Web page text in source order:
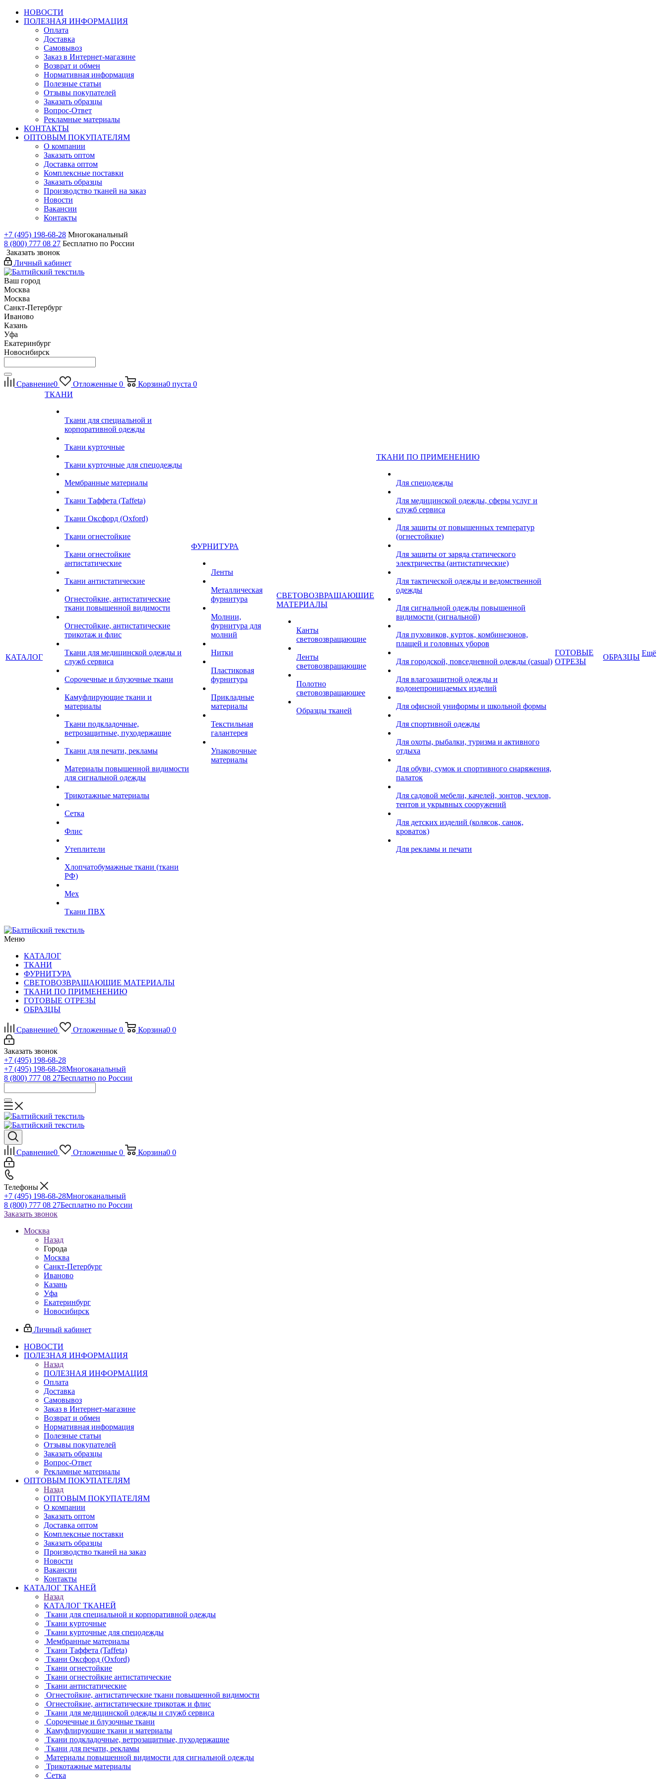
НОВОСТИ
ПОЛЕЗНАЯ ИНФОРМАЦИЯ
Оплата
Доставка
Самовывоз
Заказ в Интернет-магазине
Возврат и обмен
Нормативная информация
Полезные статьи
Отзывы покупателей
Заказать образцы
Вопрос-Ответ
Рекламные материалы
КОНТАКТЫ
ОПТОВЫМ ПОКУПАТЕЛЯМ
О компании
Заказать оптом
Доставка оптом
Комплексные поставки
Заказать образцы
Производство тканей на заказ
Новости
Вакансии
Контакты
+7 (495) 198-68-28 Многоканальный
8 (800) 777 08 27 Бесплатно по России
Заказать звонок
Личный кабинет
Ваш город
Москва
Москва
Санкт-Петербург
Иваново
Казань
Уфа
Екатеринбург
Новосибирск
Сравнение0 Отложенные 0 Корзина0 пуста 0
КАТАЛОГ
ТКАНИ
Ткани для специальной и
корпоративной одежды
Ткани курточные
Ткани курточные для спецодежды
Мембранные материалы
Ткани Таффета (Taffeta)
Ткани Оксфорд (Oxford)
Ткани огнестойкие
Ткани огнестойкие
антистатические
Ткани антистатические
Огнестойкие, антистатические
ткани повышенной видимости
Огнестойкие, антистатические
трикотаж и флис
Ткани для медицинской одежды и
служб сервиса
Сорочечные и блузочные ткани
Камуфлирующие ткани и
материалы
Ткани подкладочные,
ветрозащитные, пуходержащие
Ткани для печати, рекламы
Материалы повышенной видимости
для сигнальной одежды
Трикотажные материалы
Сетка
Флис
Утеплители
Хлопчатобумажные ткани (ткани
РФ)
Мех
Ткани ПВХ
ФУРНИТУРА
Ленты
Металлическая
фурнитура
Молнии,
фурнитура для
молний
Нитки
Пластиковая
фурнитура
Прикладные
материалы
Текстильная
галантерея
Упаковочные
материалы
СВЕТОВОЗВРАЩАЮЩИЕ
МАТЕРИАЛЫ
Канты
световозвращающие
Ленты
световозвращающие
Полотно
световозвращающее
Образцы тканей
ТКАНИ ПО ПРИМЕНЕНИЮ
Для спецодежды
Для медицинской одежды, сферы услуг и
служб сервиса
Для защиты от повышенных температур
(огнестойкие)
Для защиты от заряда статического
электричества (антистатические)
Для тактической одежды и ведомственной
одежды
Для сигнальной одежды повышенной
видимости (сигнальной)
Для пуховиков, курток, комбинезонов,
плащей и головных уборов
Для городской, повседневной одежды (casual)
Для влагозащитной одежды и
водонепроницаемых изделий
Для офисной униформы и школьной формы
Для спортивной одежды
Для охоты, рыбалки, туризма и активного
отдыха
Для обуви, сумок и спортивного снаряжения,
палаток
Для садовой мебели, качелей, зонтов, чехлов,
тентов и укрывных сооружений
Для детских изделий (колясок, санок,
кроваток)
Для рекламы и печати
ГОТОВЫЕ
ОТРЕЗЫ
ОБРАЗЦЫ Ещё
Меню
КАТАЛОГ
ТКАНИ
ФУРНИТУРА
СВЕТОВОЗВРАЩАЮЩИЕ МАТЕРИАЛЫ
ТКАНИ ПО ПРИМЕНЕНИЮ
ГОТОВЫЕ ОТРЕЗЫ
ОБРАЗЦЫ
Сравнение0 Отложенные 0 Корзина0 0
Заказать звонок
+7 (495) 198-68-28
+7 (495) 198-68-28Многоканальный
8 (800) 777 08 27Бесплатно по России
Сравнение0 Отложенные 0 Корзина0 0
Телефоны
+7 (495) 198-68-28Многоканальный
8 (800) 777 08 27Бесплатно по России
Заказать звонок
Москва
Назад
Города
Москва
Санкт-Петербург
Иваново
Казань
Уфа
Екатеринбург
Новосибирск
Личный кабинет
НОВОСТИ
ПОЛЕЗНАЯ ИНФОРМАЦИЯ
Назад
ПОЛЕЗНАЯ ИНФОРМАЦИЯ
Оплата
Доставка
Самовывоз
Заказ в Интернет-магазине
Возврат и обмен
Нормативная информация
Полезные статьи
Отзывы покупателей
Заказать образцы
Вопрос-Ответ
Рекламные материалы
ОПТОВЫМ ПОКУПАТЕЛЯМ
Назад
ОПТОВЫМ ПОКУПАТЕЛЯМ
О компании
Заказать оптом
Доставка оптом
Комплексные поставки
Заказать образцы
Производство тканей на заказ
Новости
Вакансии
Контакты
КАТАЛОГ ТКАНЕЙ
Назад
КАТАЛОГ ТКАНЕЙ
Ткани для специальной и корпоративной одежды
Ткани курточные
Ткани курточные для спецодежды
Мембранные материалы
Ткани Таффета (Taffeta)
Ткани Оксфорд (Oxford)
Ткани огнестойкие
Ткани огнестойкие антистатические
Ткани антистатические
Огнестойкие, антистатические ткани повышенной видимости
Огнестойкие, антистатические трикотаж и флис
Ткани для медицинской одежды и служб сервиса
Сорочечные и блузочные ткани
Камуфлирующие ткани и материалы
Ткани подкладочные, ветрозащитные, пуходержащие
Ткани для печати, рекламы
Материалы повышенной видимости для сигнальной одежды
Трикотажные материалы
Сетка